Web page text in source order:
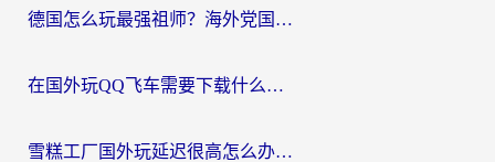
德国怎么玩最强祖师？海外党国服游戏加速器选择全攻略（附宝可梦Online实测）
在国外玩QQ飞车需要下载什么加速器呢？海外党亲测有效的国服游戏加速指南
雪糕工厂国外玩延迟很高怎么办？海外玩家国服游戏加速终极攻略（附实测推荐）